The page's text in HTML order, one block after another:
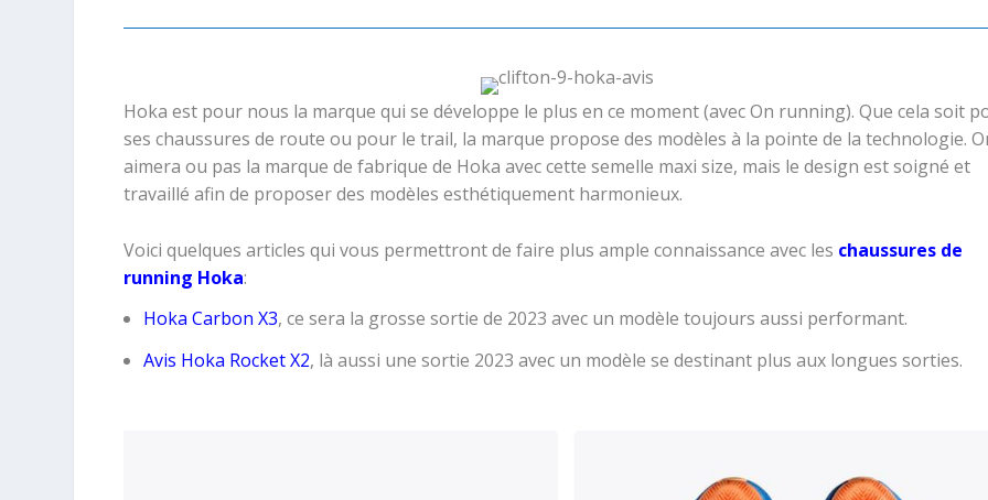
Hoka est pour nous la marque qui se développe le plus en ce moment (avec On running). Que cela soit
ses chaussures de route ou pour le trail, la marque propose des modèles à la pointe de la technologie.
aimera ou pas la marque de fabrique de Hoka avec cette semelle maxi size, mais le design est soigné et
travaillé afin de proposer des modèles esthétiquement harmonieux.
Voici quelques articles qui vous permettront de faire plus ample connaissance avec les chaussures de
running Hoka:
Hoka Carbon X3, ce sera la grosse sortie de 2023 avec un modèle toujours aussi performant.
Avis Hoka Rocket X2, là aussi une sortie 2023 avec un modèle se destinant plus aux longues sorties.